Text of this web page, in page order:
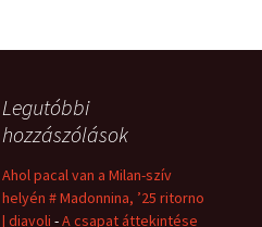
Legutóbbi
hozzászólások
Ahol pacal van a Milan-szív
helyén # Madonnina, ’25 ritorno
| diavoli -A csapat áttekintése